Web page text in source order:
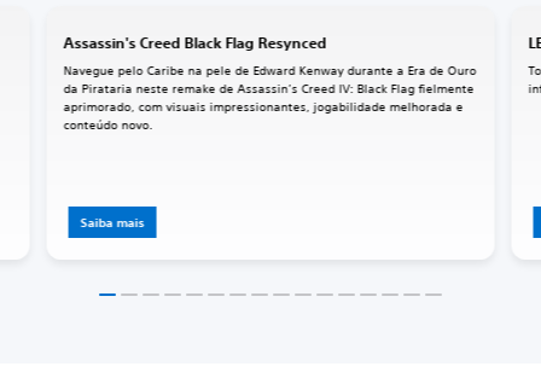
Assassin's Creed Black Flag Resynced
Navegue pelo Caribe na pele de Edward Kenway durante a Era de Ouro
da Pirataria neste remake de Assassin’s Creed IV: Black Flag fielmente
aprimorado, com visuais impressionantes, jogabilidade melhorada e
conteúdo novo.
Saiba mais